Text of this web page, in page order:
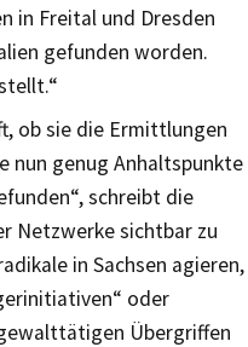
in Freital und Dresden
gefunden worden.
ob sie die Ermittlungen
nun genug Anhaltspunkte
schreibt die
Netzwerke sichtbar zu
in Sachsen agieren,
oder
Übergriffen